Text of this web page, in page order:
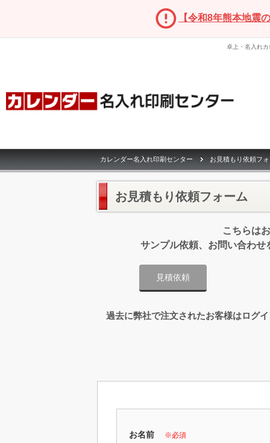
【令和8年熊本地震
卓上・名入れ
カレンダー名入れ印刷センター お見積もり依頼フ
お見積もり依頼フォーム
こちらは
サンプル依頼、お問い合わ
見積依頼
過去に弊社で注文されたお客様はログ
お名前 ※必須